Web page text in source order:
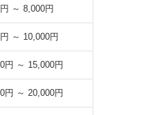
～ 8,000円
～ 10,000円
円 ～ 15,000円
円 ～ 20,000円